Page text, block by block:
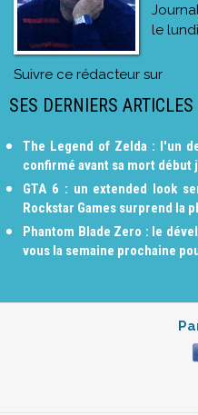
le
Suivre ce rédacteur sur
SES DERNIERS ARTICLES
The Legend of Zelda : l'un
confirmé avant sa mort début
GTA 6 : un extended look
Rockstar Games surprend la
Phantom Blade Zero : le
vous la semaine prochaine